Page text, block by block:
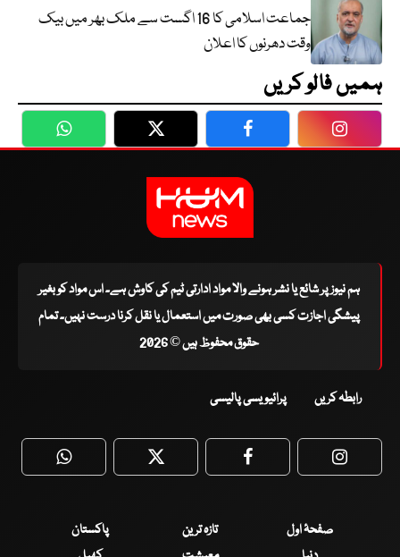
جماعت اسلامی کا 16 اگست سے ملک بھر میں بیک
وقت دھرنوں کا اعلان
ہمیں فالو کریں
WhatsApp Twitter Facebook
ہم نیوز پر شائع یا نشر ہونے والا مواد ادارتی ٹیم کی کاوش ہے۔ اس مواد کو بغیر
پیشگی اجازت کسی بھی صورت میں استعمال یا نقل کرنا درست نہیں۔ تمام
حقوق محفوظ ہیں © 2026
رابطہ کریں پرائیویسی پالیسی
WhatsApp Twitter Facebook
صفحۂ اول تازہ ترین
پاکستان